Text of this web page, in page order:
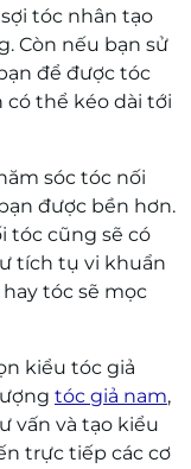
tóc nhân tạo
Còn nếu bạn sử
để được tóc
có thể kéo dài tới
sóc tóc nối
được bền hơn.
tóc cũng sẽ có
tích tụ vi khuẩn
tóc sẽ mọc
kiểu tóc giả
tóc giả nam,
vấn và tạo kiểu
trực tiếp các cơ